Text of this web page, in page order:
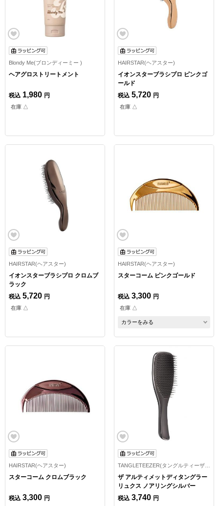
Blondy Me(ブロンディーミー )
ヘアグロストリートメント
税込 1,980 円
在庫 △
HAIRSTAR(ヘアスター)
イオンスターブラシプロ ピンクゴ
ールド
税込 5,720 円
在庫 △
HAIRSTAR(ヘアスター)
イオンスターブラシプロ クロムブ
ラック
税込 5,720 円
在庫 △
HAIRSTAR(ヘアスター)
スターコーム ピンクゴールド
税込 3,300 円
在庫 △
カラーをみる
HAIRSTAR(ヘアスター)
スターコーム クロムブラック
税込 3,300 円
TANGLETEEZER(タングルティーザー)
ザ アルティメットディタングラー
リュクス ノアリングシルバー
税込 3,740 円